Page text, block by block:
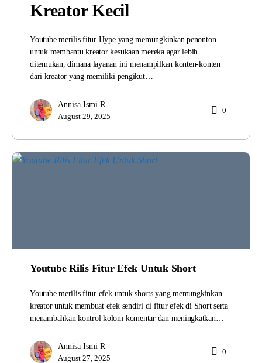
Kreator Kecil
Youtube merilis fitur Hype yang memungkinkan penonton
untuk membantu kreator kesukaan mereka agar lebih
ditemukan, dimana layanan ini menampilkan konten-konten
dari kreator yang memiliki pengikut…
Annisa Ismi R
August 29, 2025
0
Youtube Rilis Fitur Efek Untuk Short
Youtube merilis fitur efek untuk shorts yang memungkinkan
kreator untuk membuat efek sendiri di fitur efek di Short serta
menambahkan kontrol kolom komentar dan meningkatkan…
Annisa Ismi R
August 27, 2025
0